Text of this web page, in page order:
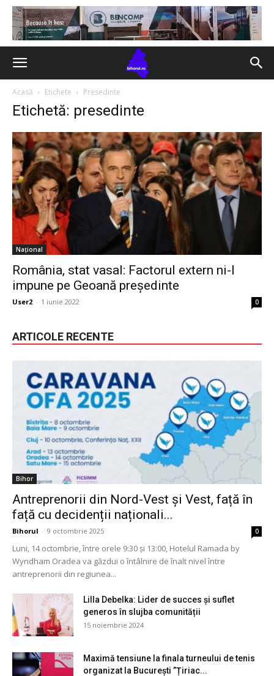
Acasă Etichete Presedinte
Etichetă: presedinte
Național
România, stat vasal: Factorul extern ni-l
impune pe Geoană președinte
User2 - 1 iunie 2022 0
ARTICOLE RECENTE
Bihor
Antreprenorii din Nord-Vest și Vest, față în
față cu decidenții naționali...
Bihorul - 9 octombrie 2025 0
Luni, 14 octombrie, între orele 9:30 și 13:00, Hotelul Ramada by
Wyndham Oradea va găzdui o întâlnire de înalt nivel între
antreprenorii din regiunea...
Lilla Debelka: Lider de succes și suflet
generos în slujba comunității
15 noiembrie 2024
Maximă tensiune la finala turneului de tenis
organizat la București ”Țiriac...